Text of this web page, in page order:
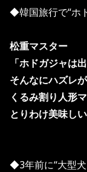
◆韓国旅行で“ホ
松重マスター
「ホドガジャは
そんなにハズレ
くるみ割り人形
とりわけ美味しい
◆3年前に“大型